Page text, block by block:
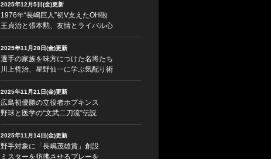
2025年12月5日(金)更新
1976年“長嶋巨人”初V支えたOH砲
王貞治と張本勲、友情とライバル心
2025年11月28日(金)更新
選手の家族を味方につけた名将たち
川上哲治、星野仙一に学ぶ気配り術
2025年11月21日(金)更新
広島初優勝の立役者ホプキンス
野球と医学の“文武二刀流”伝説
2025年11月14日(金)更新
野手対象に「長嶋茂雄賞」創設
ミスターを彷彿させるプレーを